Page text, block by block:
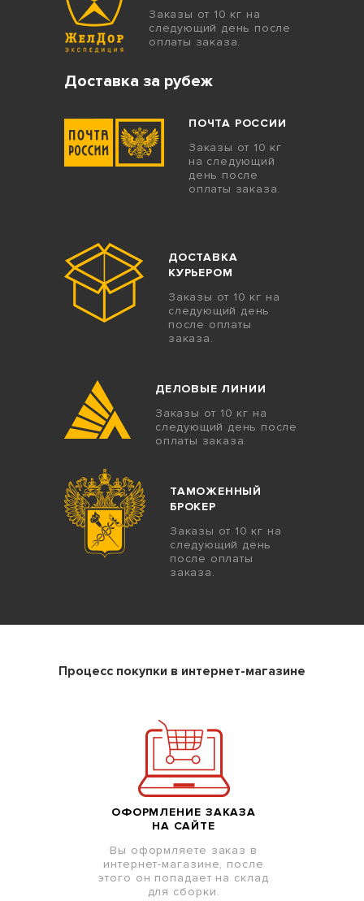
Заказы от 10 кг на
следующий день после
оплаты заказа.
Доставка за рубеж
ПОЧТА РОССИИ
Заказы от 10 кг
на следующий
день после
оплаты заказа.
ДОСТАВКА
КУРЬЕРОМ
Заказы от 10 кг на
следующий день
после оплаты
заказа.
ДЕЛОВЫЕ ЛИНИИ
Заказы от 10 кг на
следующий день после
оплаты заказа.
ТАМОЖЕННЫЙ
БРОКЕР
Заказы от 10 кг на
следующий день
после оплаты
заказа.
Процесс покупки в интернет-магазине
ОФОРМЛЕНИЕ ЗАКАЗА
НА САЙТЕ
Вы оформляете заказ в
интернет-магазине, после
этого он попадает на склад
для сборки.